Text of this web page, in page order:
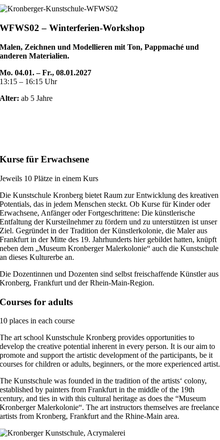
WFWS02 – Winterferien-Workshop
Malen, Zeichnen und Modellieren mit Ton, Pappmaché und
anderen Materialien.
Mo. 04.01. – Fr., 08.01.2027
13:15 – 16:15 Uhr
Alter: ab 5 Jahre
Kurse für Erwachsene
Jeweils 10 Plätze in einem Kurs
Die Kunstschule Kronberg bietet Raum zur Entwicklung des kreativen
Potentials, das in jedem Menschen steckt. Ob Kurse für Kinder oder
Erwachsene, Anfänger oder Fortgeschrittene: Die künstlerische
Entfaltung der Kursteilnehmer zu fördern und zu unterstützen ist unser
Ziel. Gegründet in der Tradition der Künstlerkolonie, die Maler aus
Frankfurt in der Mitte des 19. Jahrhunderts hier gebildet hatten, knüpft
neben dem „Museum Kronberger Malerkolonie“ auch die Kunstschule
an dieses Kulturerbe an.
Die Dozentinnen und Dozenten sind selbst freischaffende Künstler aus
Kronberg, Frankfurt und der Rhein-Main-Region.
Courses for adults
10 places in each course
The art school Kunstschule Kronberg provides opportunities to
develop the creative potential inherent in every person. It is our aim to
promote and support the artistic development of the participants, be it
courses for children or adults, beginners, or the more experienced artist.
The Kunstschule was founded in the tradition of the artists‘ colony,
established by painters from Frankfurt in the middle of the 19th
century, and ties in with this cultural heritage as does the “Museum
Kronberger Malerkolonie“. The art instructors themselves are freelance
artists from Kronberg, Frankfurt and the Rhine-Main area.